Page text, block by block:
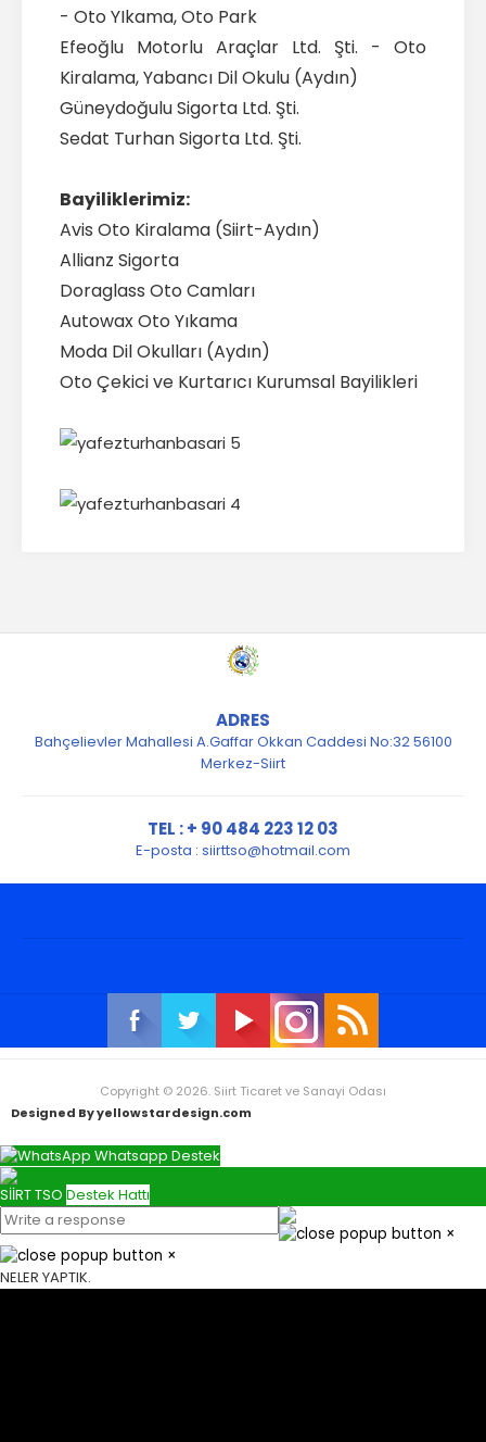
- Oto YIkama, Oto Park
Efeoğlu Motorlu Araçlar Ltd. Şti. - Oto
Kiralama, Yabancı Dil Okulu (Aydın)
Güneydoğulu Sigorta Ltd. Şti.
Sedat Turhan Sigorta Ltd. Şti.
Bayiliklerimiz:
Avis Oto Kiralama (Siirt-Aydın)
Allianz Sigorta
Doraglass Oto Camları
Autowax Oto Yıkama
Moda Dil Okulları (Aydın)
Oto Çekici ve Kurtarıcı Kurumsal Bayilikleri
ADRES
Bahçelievler Mahallesi A.Gaffar Okkan Caddesi No:32 56100
Merkez-Siirt
TEL : + 90 484 223 12 03
E-posta : siirttso@hotmail.com
Copyright © 2026. Siirt Ticaret ve Sanayi Odası
Designed By yellowstardesign.com
Whatsapp Destek
SİİRT TSO Destek Hattı
×
×
NELER YAPTIK.